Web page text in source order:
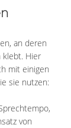
an deren
klebt. Hier
mit einigen
sie nutzen:
von